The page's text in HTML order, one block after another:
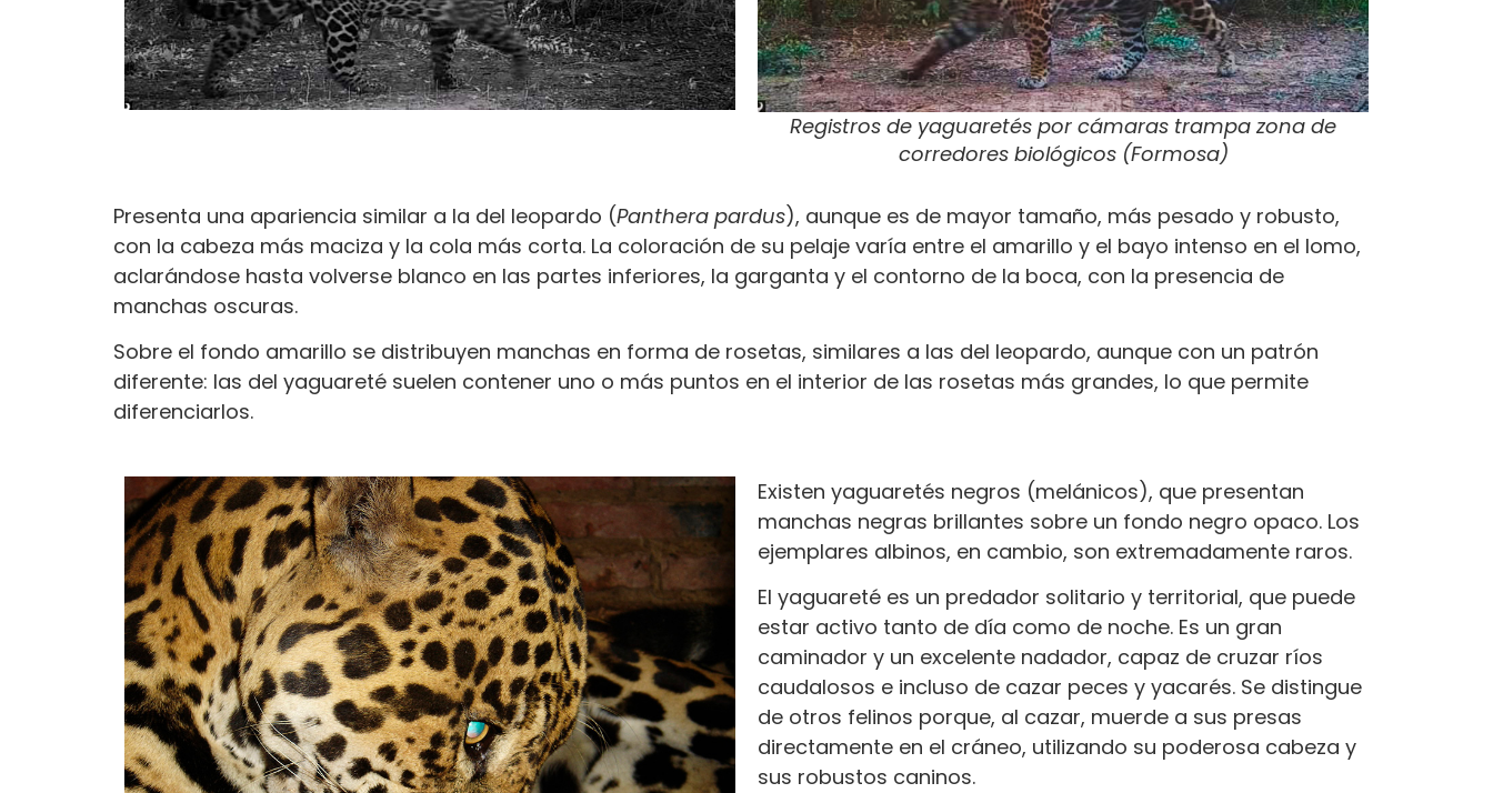
Registros de yaguaretés por cámaras trampa zona de
corredores biológicos (Formosa)
Presenta una apariencia similar a la del leopardo (Panthera pardus), aunque es de mayor tamaño, más pesado y robusto,
con la cabeza más maciza y la cola más corta. La coloración de su pelaje varía entre el amarillo y el bayo intenso en el lomo,
aclarándose hasta volverse blanco en las partes inferiores, la garganta y el contorno de la boca, con la presencia de
manchas oscuras.
Sobre el fondo amarillo se distribuyen manchas en forma de rosetas, similares a las del leopardo, aunque con un patrón
diferente: las del yaguareté suelen contener uno o más puntos en el interior de las rosetas más grandes, lo que permite
diferenciarlos.
Existen yaguaretés negros (melánicos), que presentan
manchas negras brillantes sobre un fondo negro opaco. Los
ejemplares albinos, en cambio, son extremadamente raros.
El yaguareté es un predador solitario y territorial, que puede
estar activo tanto de día como de noche. Es un gran
caminador y un excelente nadador, capaz de cruzar ríos
caudalosos e incluso de cazar peces y yacarés. Se distingue
de otros felinos porque, al cazar, muerde a sus presas
directamente en el cráneo, utilizando su poderosa cabeza y
sus robustos caninos.